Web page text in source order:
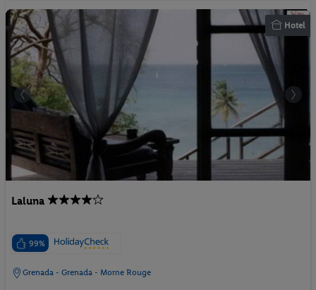
Hotel
Laluna
99%
Grenada - Grenada - Morne Rouge